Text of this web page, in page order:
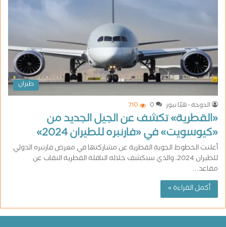
طيران
الدوحة - هيّا نيوز
0
710
«القطرية» تكشف عن الجيل الجديد من
«كيوسويت» في «فارنبره للطيران 2024»
أعلنت الخطوط الجوية القطرية عن مشاركتها في معرض فارنبره الدولي
للطيران 2024، والذي ستكشف خلاله الناقلة القطرية النقاب عن
مقاعد…
أكمل القراءة »